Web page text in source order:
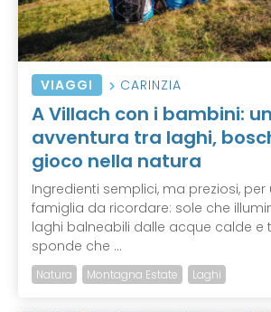
VIAGGI CARINZIA
A Villach con i bambini:
avventura tra laghi,
gioco nella natura
Ingredienti semplici, ma preziosi,
famiglia da ricordare: sole che
laghi balneabili dalle acque calde e
sponde che ...
Natura Montagna Estate Laghi